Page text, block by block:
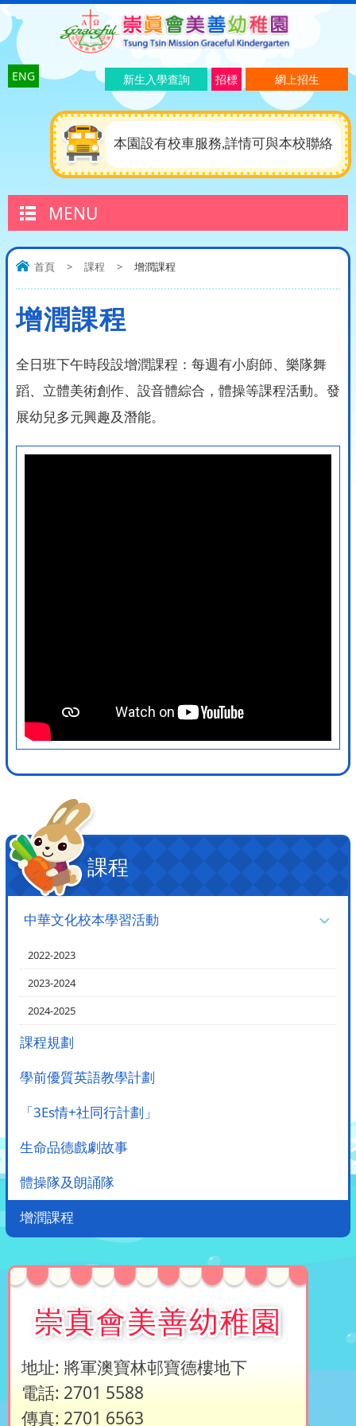
ENG 網上招生
招標
新生入學查詢
本園設有校車服務,詳情可與本校聯絡
MENU
首頁 > 課程 > 增潤課程
增潤課程
全日班下午時段設增潤課程：每週有小廚師、樂隊舞
蹈、立體美術創作、設音體綜合，體操等課程活動。發
展幼兒多元興趣及潛能。
課程
中華文化校本學習活動
2022-2023
2023-2024
2024-2025
課程規劃
學前優質英語教學計劃
「3Es情+社同行計劃」
生命品德戲劇故事
體操隊及朗誦隊
增潤課程
崇真會美善幼稚園
地址: 將軍澳寶林邨寶德樓地下
電話: 2701 5588
傳真: 2701 6563